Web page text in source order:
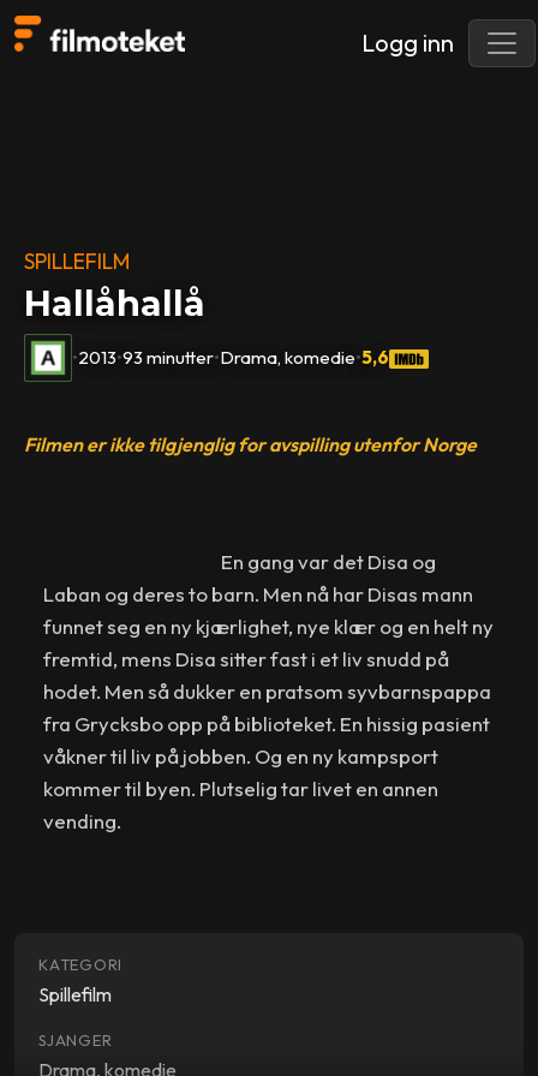
Logg inn
SPILLEFILM
Hallåhallå
•2013•93 minutter•Drama, komedie•5,6
Filmen er ikke tilgjenglig for avspilling utenfor Norge
En gang var det Disa og
Laban og deres to barn. Men nå har Disas mann
funnet seg en ny kjærlighet, nye klær og en helt ny
fremtid, mens Disa sitter fast i et liv snudd på
hodet. Men så dukker en pratsom syvbarnspappa
fra Grycksbo opp på biblioteket. En hissig pasient
våkner til liv på jobben. Og en ny kampsport
kommer til byen. Plutselig tar livet en annen
vending.
KATEGORI
Spillefilm
SJANGER
Drama, komedie